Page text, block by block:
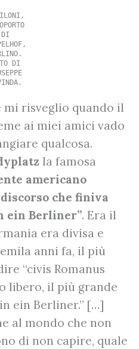
DI
DI
mi risveglio quando il
ai miei amici vado
qualcosa.
la famosa
americano
che finiva
ein Berliner”. Era il
era divisa e
anni fa, il più
“civis Romanus
libero, il più grande
ein Berliner.” […]
al mondo che non
di non capire, quale